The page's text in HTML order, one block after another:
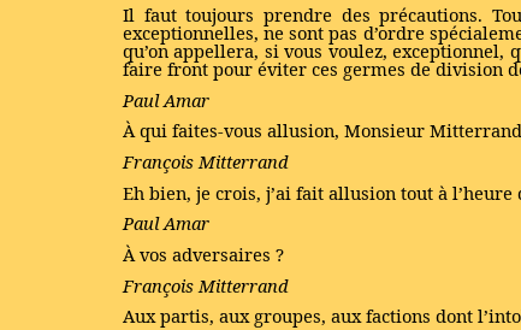
Il faut toujours prendre des précautions.
exceptionnelles, ne sont pas d’ordre
qu’on appellera, si vous voulez, exceptionnel,
faire front pour éviter ces germes de division
Paul Amar
À qui faites-vous allusion, Monsieur
François Mitterrand
Eh bien, je crois, j’ai fait allusion tout à
Paul Amar
À vos adversaires ?
François Mitterrand
Aux partis, aux groupes, aux factions dont